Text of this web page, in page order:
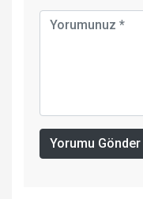
Yorumu Gönder